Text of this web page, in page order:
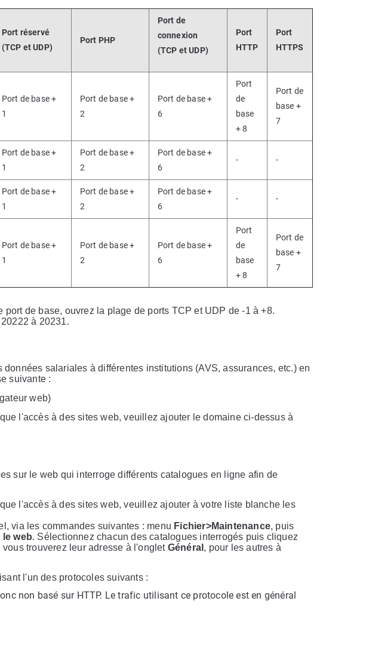
Port réservé
(TCP et UDP)
Port PHP
Port de
connexion
(TCP et UDP)
Port
HTTP
Port
HTTPS
Port de base +
1
Port de base +
2
Port de base +
6
Port
de
base
+ 8
Port de
base +
7
Port de base +
1
Port de base +
2
Port de base +
6
- -
Port de base +
1
Port de base +
2
Port de base +
6
- -
Port de base +
1
Port de base +
2
Port de base +
6
Port
de
base
+ 8
Port de
base +
7
de base, ouvrez la plage de ports TCP et UDP de -1 à +8.
à 20231.
salariales à différentes institutions (AVS, assurances, etc.) en
suivante :
web)
l'accès à des sites web, veuillez ajouter le domaine ci-dessus à
sur le web qui interroge différents catalogues en ligne afin de
l'accès à des sites web, veuillez ajouter à votre liste blanche les
via les commandes suivantes : menu Fichier>Maintenance, puis
web. Sélectionnez chacun des catalogues interrogés puis cliquez
trouverez leur adresse à l'onglet Général , pour les autres à
l'un des protocoles suivants :
non basé sur HTTP. Le trafic utilisant ce protocole est en général